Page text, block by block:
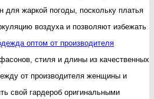
для жаркой погоды, поскольку платья
воздуха и позволяют избежать
оптом от производителя
стиля и длины из качественных
от производителя женщины и
свой гардероб оригинальными